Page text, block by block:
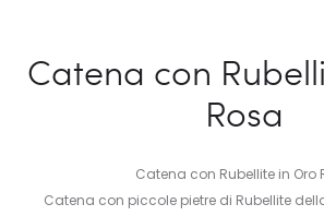
Catena con
Rosa
Catena con Rubellite in Oro
Catena con piccole pietre di Rubellite